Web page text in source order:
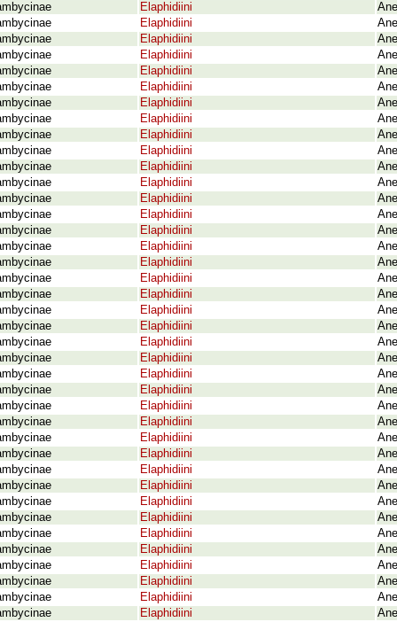
Elaphidiini
Elaphidiini
Elaphidiini
Elaphidiini
Elaphidiini
Elaphidiini
Elaphidiini
Elaphidiini
Elaphidiini
Elaphidiini
Elaphidiini
Elaphidiini
Elaphidiini
Elaphidiini
Elaphidiini
Elaphidiini
Elaphidiini
Elaphidiini
Elaphidiini
Elaphidiini
Elaphidiini
Elaphidiini
Elaphidiini
Elaphidiini
Elaphidiini
Elaphidiini
Elaphidiini
Elaphidiini
Elaphidiini
Elaphidiini
Elaphidiini
Elaphidiini
Elaphidiini
Elaphidiini
Elaphidiini
Elaphidiini
Elaphidiini
Elaphidiini
Elaphidiini